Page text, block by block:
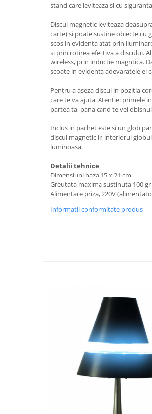
stand care leviteaza si cu
Discul magnetic leviteaza
carte) si poate sustine obiecte cu
scos in evidenta atat prin
si prin rotirea efectiva a discului.
wireless, prin inductie magntica.
scoate in evidenta adevaratele ei
Pentru a aseza discul in pozitia
care te va ajuta. Atentie: primele
partea ta, pana cand te vei
Inclus in pachet este si un glob
discul magnetic in interiorul
luminoasa.
Detalii tehnice
Dimensiuni baza 15 x 21 cm
Greutata maxima sustinuta 100 gr
Alimentare priza, 220V
Informatii conformitate produs